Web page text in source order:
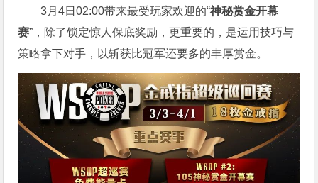
3月4日02:00带来最受玩家欢迎的“神秘赏金开幕
赛”，除了锁定惊人保底奖励，更重要的，是运用技巧与
策略拿下对手，以斩获比冠军还要多的丰厚赏金。